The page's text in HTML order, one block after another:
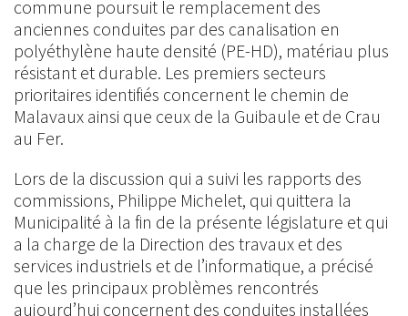
commune poursuit le remplacement des
anciennes conduites par des canalisation en
polyéthylène haute densité (PE-HD), matériau plus
résistant et durable. Les premiers secteurs
prioritaires identifiés concernent le chemin de
Malavaux ainsi que ceux de la Guibaule et de Crau
au Fer.
Lors de la discussion qui a suivi les rapports des
commissions, Philippe Michelet, qui quittera la
Municipalité à la fin de la présente législature et qui
a la charge de la Direction des travaux et des
services industriels et de l’informatique, a précisé
que les principaux problèmes rencontrés
aujourd’hui concernent des conduites installées